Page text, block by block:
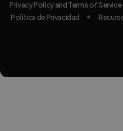
Privacy Policyand Terms of Service
Política de Privacidad